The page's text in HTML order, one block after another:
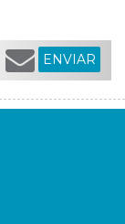
ENVIAR